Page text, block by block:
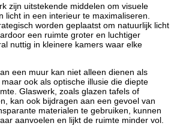
zijn uitstekende middelen om visuele
licht in een interieur te maximaliseren.
worden geplaatst om natuurlijk licht
een ruimte groter en luchtiger
nuttig in kleinere kamers waar elke
een muur kan niet alleen dienen als
ook als optische illusie die diepte
Glaswerk, zoals glazen tafels of
kan ook bijdragen aan een gevoel van
materialen te gebruiken, kunnen
aanvoelen en lijkt de ruimte minder vol.